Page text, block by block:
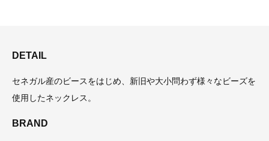
DETAIL
セネガル産のビースをはじめ、新旧や大小問わず様々なビーズを
使用したネックレス。
BRAND